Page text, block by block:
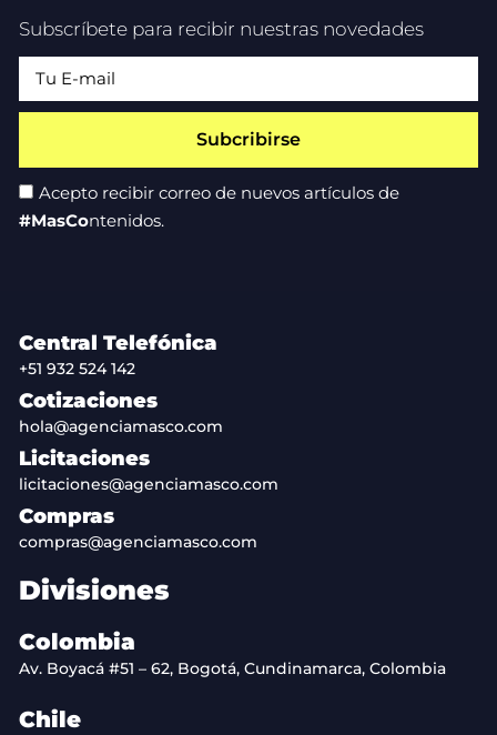
Subscríbete para recibir nuestras novedades
Acepto recibir correo de nuevos artículos de
#MasContenidos.
Subcribirse
Central Telefónica
+51 932 524 142
Cotizaciones
hola@agenciamasco.com
Licitaciones
licitaciones@agenciamasco.com
Compras
compras@agenciamasco.com
Divisiones
Colombia
Av. Boyacá #51 – 62, Bogotá, Cundinamarca, Colombia
Chile